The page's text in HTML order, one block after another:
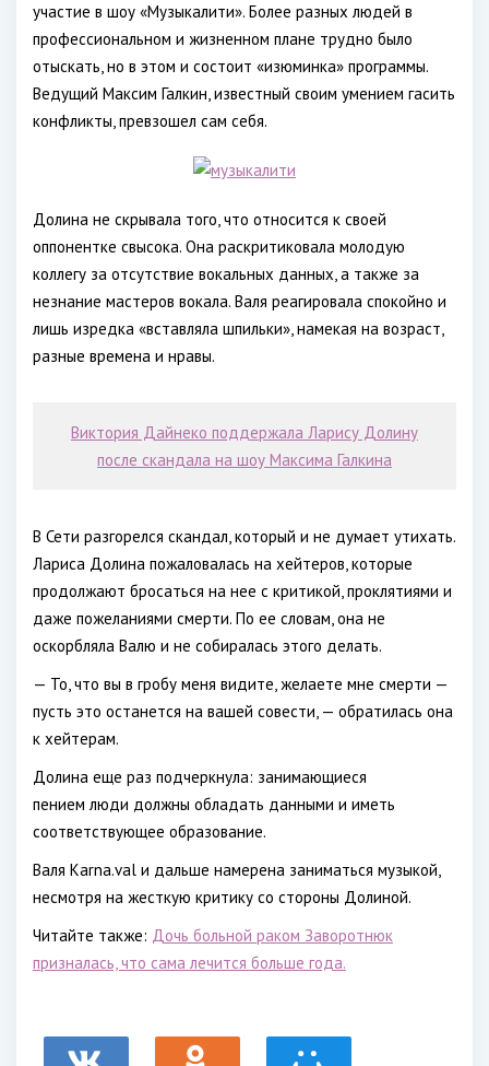
участие в шоу «Музыкалити». Более разных людей в
профессиональном и жизненном плане трудно было
отыскать, но в этом и состоит «изюминка» программы.
Ведущий Максим Галкин, известный своим умением гасить
конфликты, превзошел сам себя.
Долина не скрывала того, что относится к своей
оппонентке свысока. Она раскритиковала молодую
коллегу за отсутствие вокальных данных, а также за
незнание мастеров вокала. Валя реагировала спокойно и
лишь изредка «вставляла шпильки», намекая на возраст,
разные времена и нравы.
Виктория Дайнеко поддержала Ларису Долину
после скандала на шоу Максима Галкина
В Сети разгорелся скандал, который и не думает утихать.
Лариса Долина пожаловалась на хейтеров, которые
продолжают бросаться на нее с критикой, проклятиями и
даже пожеланиями смерти. По ее словам, она не
оскорбляла Валю и не собиралась этого делать.
— То, что вы в гробу меня видите, желаете мне смерти —
пусть это останется на вашей совести, — обратилась она
к хейтерам.
Долина еще раз подчеркнула: занимающиеся
пением люди должны обладать данными и иметь
соответствующее образование.
Валя Karna.val и дальше намерена заниматься музыкой,
несмотря на жесткую критику со стороны Долиной.
Читайте также: Дочь больной раком Заворотнюк
призналась, что сама лечится больше года.